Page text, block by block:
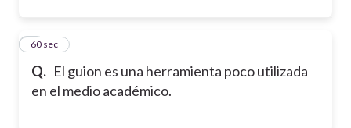
Q. El guion es una herramienta poco utilizada
en el medio académico.
760 sec